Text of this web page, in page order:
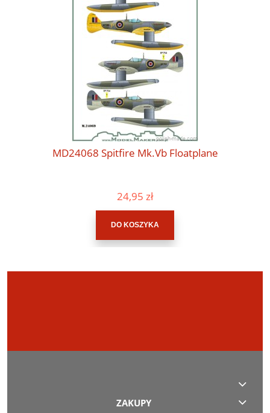
MD24068 Spitfire Mk.Vb Floatplane
24,95 zł
DO KOSZYKA
ZAKUPY